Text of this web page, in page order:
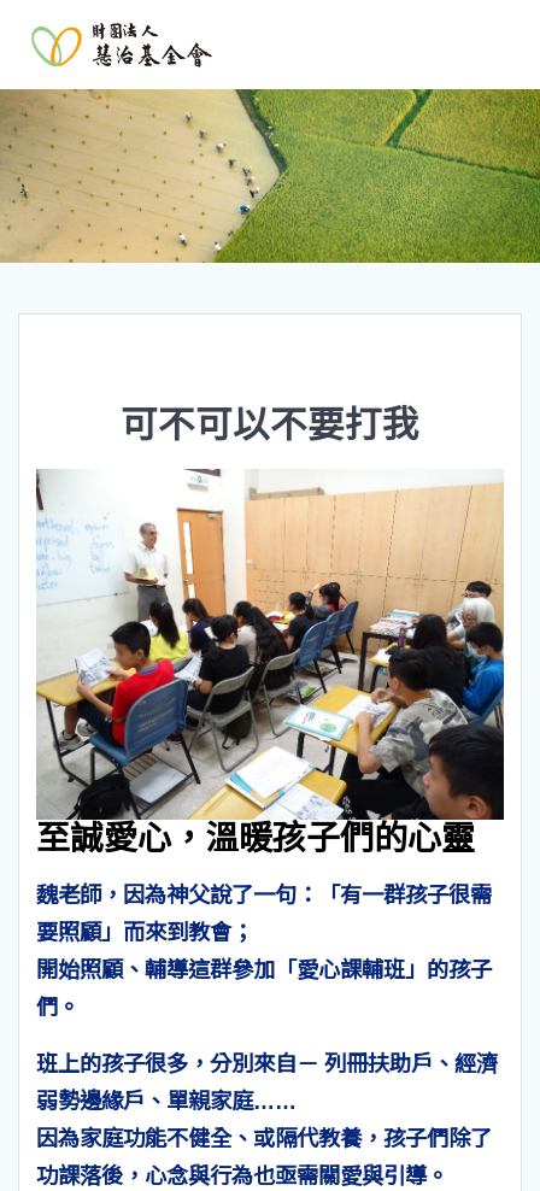
可不可以不要打我
至誠愛心，溫暖孩子們的心靈
魏老師，因為神父說了一句：「有一群孩子很需
要照顧」而來到教會；
開始照顧、輔導這群參加「愛心課輔班」的孩子
們。
班上的孩子很多，分別來自－ 列冊扶助戶、經濟
弱勢邊緣戶、單親家庭……
因為家庭功能不健全、或隔代教養，孩子們除了
功課落後，心念與行為也亟需關愛與引導。